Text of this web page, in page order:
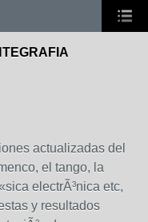
actualizadas del
el tango, la
electrÃ³nica etc,
y resultados